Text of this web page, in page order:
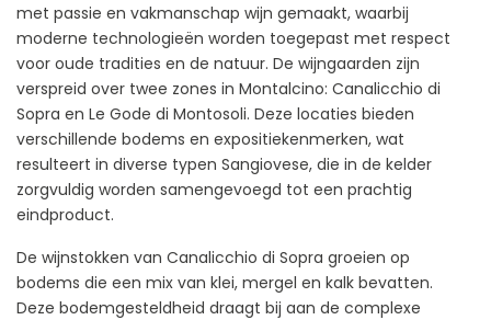
met passie en vakmanschap wijn gemaakt, waarbij
moderne technologieën worden toegepast met respect
voor oude tradities en de natuur. De wijngaarden zijn
verspreid over twee zones in Montalcino: Canalicchio di
Sopra en Le Gode di Montosoli. Deze locaties bieden
verschillende bodems en expositiekenmerken, wat
resulteert in diverse typen Sangiovese, die in de kelder
zorgvuldig worden samengevoegd tot een prachtig
eindproduct.
De wijnstokken van Canalicchio di Sopra groeien op
bodems die een mix van klei, mergel en kalk bevatten.
Deze bodemgesteldheid draagt bij aan de complexe